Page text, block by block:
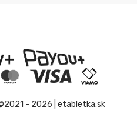
- 2026 | etabletka.sk